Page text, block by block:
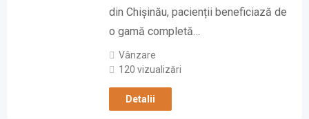
din Chișinău, pacienții beneficiază de
o gamă completă…
Vânzare
120 vizualizări
Detalii